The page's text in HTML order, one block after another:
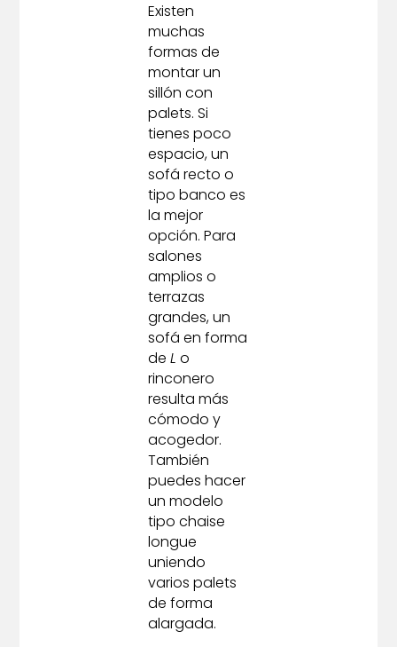
Existen
muchas
formas de
montar un
sillón con
palets. Si
tienes poco
espacio, un
sofá recto o
tipo banco es
la mejor
opción. Para
salones
amplios o
terrazas
grandes, un
sofá en forma
de L o
rinconero
resulta más
cómodo y
acogedor.
También
puedes hacer
un modelo
tipo chaise
longue
uniendo
varios palets
de forma
alargada.